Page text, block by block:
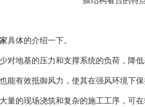
具体的介绍一下。
地基的压力和支撑系统的负荷，降低
有效抵御风力，使其在强风环境下保
的现场浇筑和复杂的施工工序，可